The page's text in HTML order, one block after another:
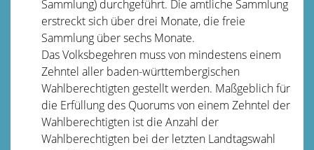
Sammlung) durchgeführt. Die amtliche Sammlung
erstreckt sich über drei Monate, die freie
Sammlung über sechs Monate.
Das Volksbegehren muss von mindestens einem
Zehntel aller baden-württembergischen
Wahlberechtigten gestellt werden. Maßgeblich für
die Erfüllung des Quorums von einem Zehntel der
Wahlberechtigten ist die Anzahl der
Wahlberechtigten bei der letzten Landtagswahl